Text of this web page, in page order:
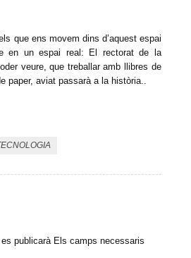
que ens movem dins d’aquest espai
en un espai real: El rectorat de la
veure, que treballar amb llibres de
paper, aviat passarà a la història..
es publicarà Els camps necessaris